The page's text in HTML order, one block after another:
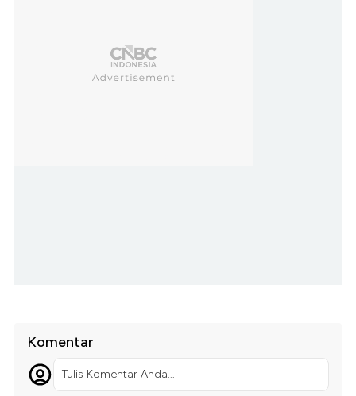
Komentar
Tulis Komentar Anda...